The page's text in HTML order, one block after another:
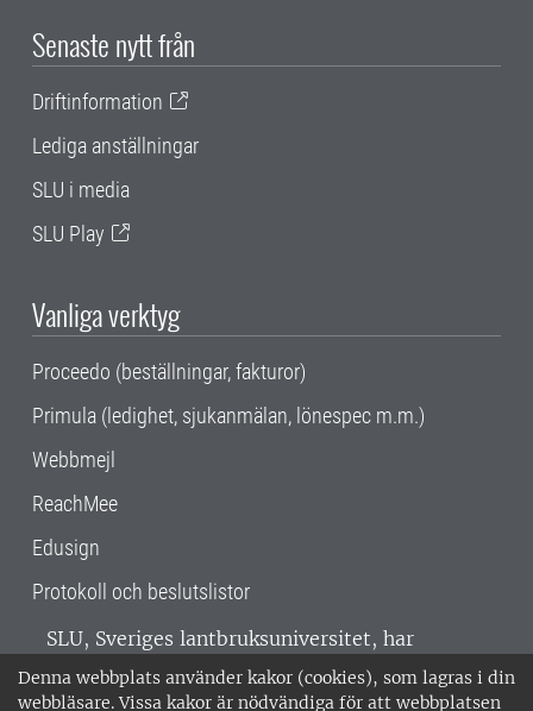
Denna webbplats använder kakor (cookies), som lagras i din
webbläsare. Vissa kakor är nödvändiga för att webbplatsen
Senaste nytt från
Driftinformation
Lediga anställningar
SLU i media
SLU Play
Vanliga verktyg
Proceedo (beställningar, fakturor)
Primula (ledighet, sjukanmälan, lönespec m.m.)
Webbmejl
ReachMee
Edusign
Protokoll och beslutslistor
SLU, Sveriges lantbruksuniversitet, har
verksamhet över hela Sverige. Huvudorter är
Alnarp, Uppsala och Umeå.SLU är